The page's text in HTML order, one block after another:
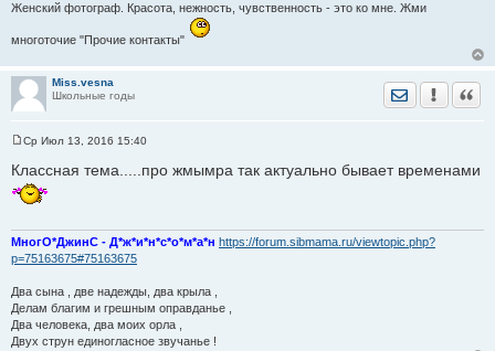
Женский фотограф. Красота, нежность, чувственность - это ко мне. Жми
многоточие "Прочие контакты"
Miss.vesna
Школьные годы
Отправить
о
б
щ
н
и
е
Ср Июл 13, 2016 15:40
Классная тема.....про жмымра так актуально бывает временами
МногО*ДжинС - Д*ж*и*н*с*о*м*а*н https://forum.sibmama.ru/viewtopic.php?
p=75163675#75163675
Два сына , две надежды, два крыла ,
Делам благим и грешным оправданье ,
Два человека, два моих орла ,
Двух струн единогласное звучанье !